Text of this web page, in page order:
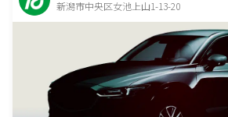
新潟市中央区女池上山1-13-20